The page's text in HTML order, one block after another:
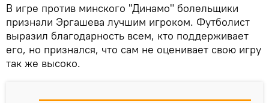
В игре против минского "Динамо" болельщики
признали Эргашева лучшим игроком. Футболист
выразил благодарность всем, кто поддерживает
его, но признался, что сам не оценивает свою игру
так же высоко.